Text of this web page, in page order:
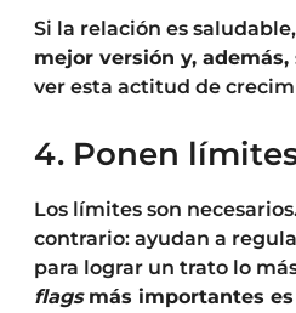
Si la relación es
mejor versión y,
ver esta actitud de
4. Ponen
Los límites son
contrario: ayudan a
para lograr un trato lo
flags más importantes